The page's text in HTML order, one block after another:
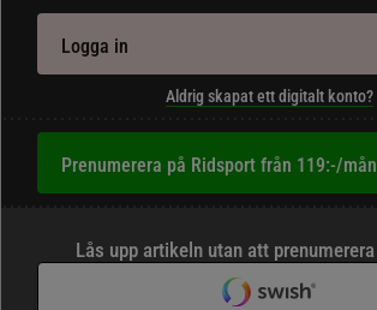
Logga in
Aldrig skapat ett digitalt konto?
Prenumerera på Ridsport från 119:-/mån